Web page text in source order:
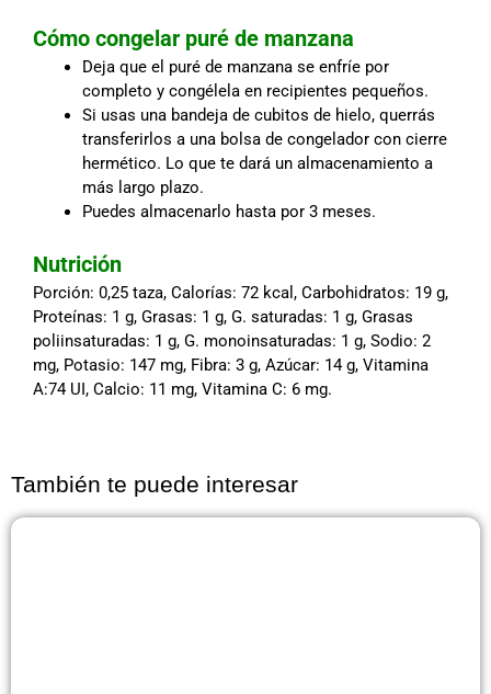
Cómo congelar puré de manzana
Deja que el puré de manzana se enfríe por
completo y congélela en recipientes pequeños.
Si usas una bandeja de cubitos de hielo, querrás
transferirlos a una bolsa de congelador con cierre
hermético. Lo que te dará un almacenamiento a
más largo plazo.
Puedes almacenarlo hasta por 3 meses.
Nutrición
Porción: 0,25 taza, Calorías: 72 kcal, Carbohidratos: 19 g,
Proteínas: 1 g, Grasas: 1 g, G. saturadas: 1 g, Grasas
poliinsaturadas: 1 g, G. monoinsaturadas: 1 g, Sodio: 2
mg, Potasio: 147 mg, Fibra: 3 g, Azúcar: 14 g, Vitamina
A:74 UI, Calcio: 11 mg, Vitamina C: 6 mg.
También te puede interesar